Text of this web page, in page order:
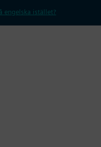
engelska istället?